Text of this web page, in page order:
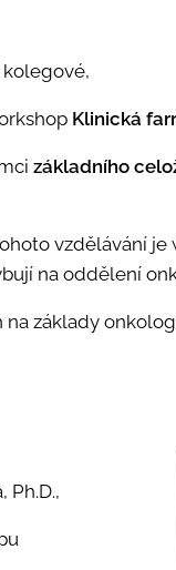
kolegové,
Klinická
základního
vzdělávání
na oddělení
základy
Ph.D.,